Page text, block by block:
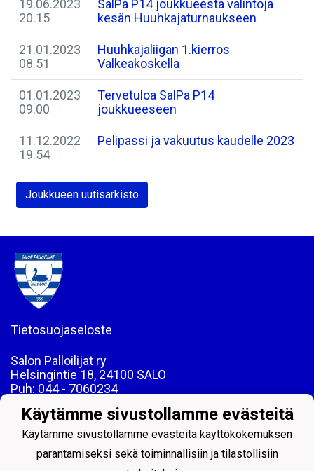
19.06.2023
20.15
SalPa P14 joukkueesta valintoja
kesän Huuhkajaturnaukseen
21.01.2023
08.51
Huuhkajaliigan 1.kierros
Valkeakoskella
01.01.2023
09.00
Tervetuloa SalPa P14
joukkueeseen
11.12.2022
19.54
Pelipassi ja vakuutus kaudelle 2023
Joukkueen uutisarkisto
Tietosuojaseloste
Salon Palloilijat ry
Helsingintie 18, 24100 SALO
Puh: 044 - 7060234
LY 0139538-2
Käytämme sivustollamme evästeitä
Käytämme sivustollamme evästeitä käyttökokemuksen
parantamiseksi sekä toiminnallisiin ja tilastollisiin